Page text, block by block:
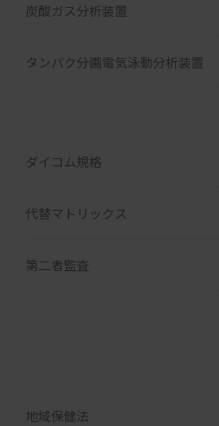
炭酸ガス分析装置
タンパク分画電気泳動分析装置
ダイコム規格
代替マトリックス
第二者監査
地域保健法